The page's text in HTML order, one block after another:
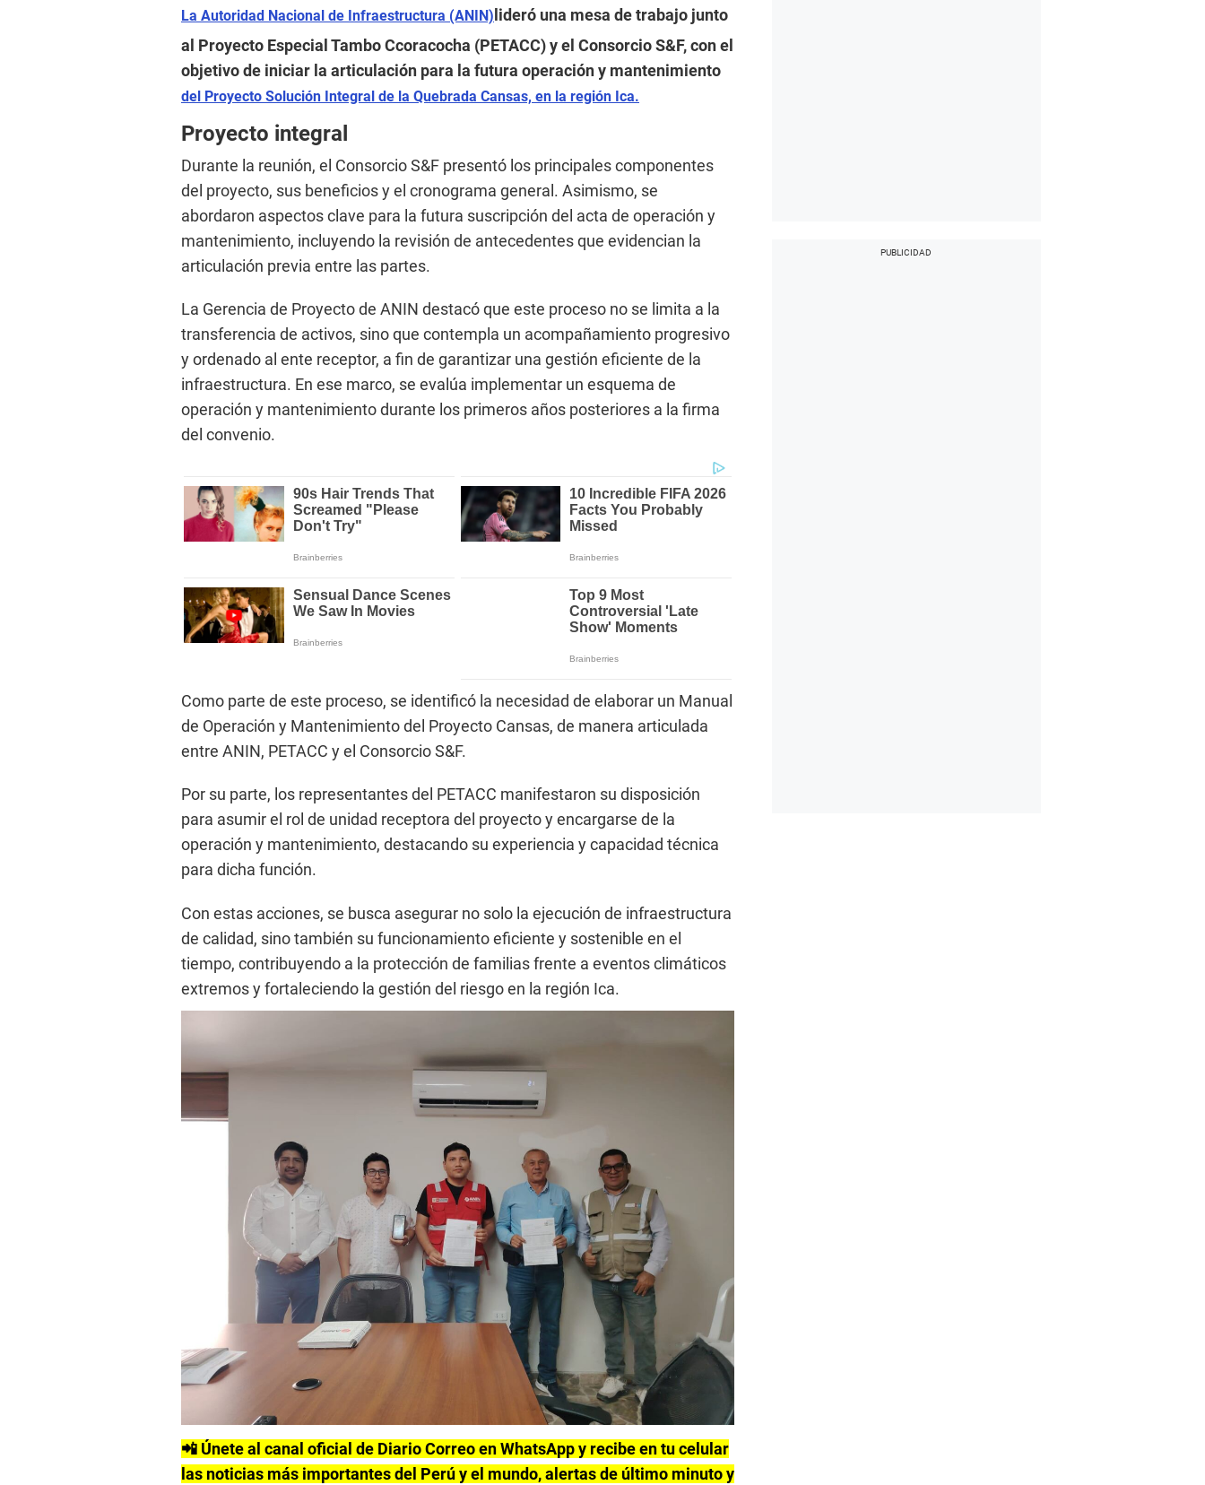
La Autoridad Nacional de Infraestructura (ANIN)lideró una mesa de trabajo junto
al Proyecto Especial Tambo Ccoracocha (PETACC) y el Consorcio S&F, con el
objetivo de iniciar la articulación para la futura operación y mantenimiento
del Proyecto Solución Integral de la Quebrada Cansas, en la región Ica.
Proyecto integral
Durante la reunión, el Consorcio S&F presentó los principales componentes
del proyecto, sus beneficios y el cronograma general. Asimismo, se
abordaron aspectos clave para la futura suscripción del acta de operación y
mantenimiento, incluyendo la revisión de antecedentes que evidencian la
articulación previa entre las partes.
La Gerencia de Proyecto de ANIN destacó que este proceso no se limita a la
transferencia de activos, sino que contempla un acompañamiento progresivo
y ordenado al ente receptor, a fin de garantizar una gestión eficiente de la
infraestructura. En ese marco, se evalúa implementar un esquema de
operación y mantenimiento durante los primeros años posteriores a la firma
del convenio.
Como parte de este proceso, se identificó la necesidad de elaborar un Manual
de Operación y Mantenimiento del Proyecto Cansas, de manera articulada
entre ANIN, PETACC y el Consorcio S&F.
Por su parte, los representantes del PETACC manifestaron su disposición
para asumir el rol de unidad receptora del proyecto y encargarse de la
operación y mantenimiento, destacando su experiencia y capacidad técnica
para dicha función.
Con estas acciones, se busca asegurar no solo la ejecución de infraestructura
de calidad, sino también su funcionamiento eficiente y sostenible en el
tiempo, contribuyendo a la protección de familias frente a eventos climáticos
extremos y fortaleciendo la gestión del riesgo en la región Ica.
📲 Únete al canal oficial de Diario Correo en WhatsApp y recibe en tu celular
las noticias más importantes del Perú y el mundo, alertas de último minuto y